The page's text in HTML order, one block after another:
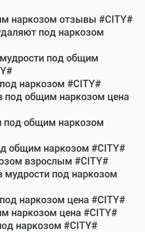
наркозом отзывы #CITY#
под наркозом
под общим
наркозом #CITY#
под общим наркозом цена
под общим наркозом
общим наркозом #CITY#
взрослым #CITY#
мудрости под наркозом
наркозом цена #CITY#
наркозом цена #CITY#
наркозом #CITY#